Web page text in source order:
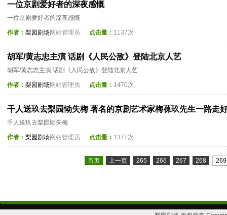
一位京剧爱好者的深夜感慨
一位京剧爱好者的深夜感慨
作者： 梨园剧场网站管理员 点击量： 1137次
胡军/黄志忠主演 话剧《人民公敌》登陆北京人艺
胡军/黄志忠主演 话剧《人民公敌》登陆北京人艺
作者： 梨园剧场网站管理员 点击量： 1470次
千人送玖去梨园恸失梅 著名的京剧艺术家梅葆玖先生一路走
千人送玖去梨园恸失梅
作者： 梨园剧场网站管理员 点击量： 1377次
首页 上一页 265 266 267 268 269